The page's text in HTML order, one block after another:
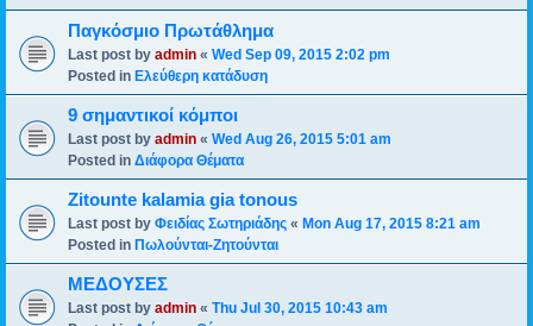
Παγκόσμιο Πρωτάθλημα
Last post by admin « Wed Sep 09, 2015 2:02 pm
Posted in Ελεύθερη κατάδυση
9 σημαντικοί κόμποι
Last post by admin « Wed Aug 26, 2015 5:01 am
Posted in Διάφορα Θέματα
Zitounte kalamia gia tonous
Last post by Φειδίας Σωτηριάδης « Mon Aug 17, 2015 8:21 am
Posted in Πωλούνται-Ζητούνται
ΜΕΔΟΥΣΕΣ
Last post by admin « Thu Jul 30, 2015 10:43 am